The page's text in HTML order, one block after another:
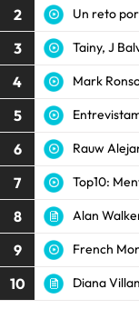
2 Un reto
3 Tainy, J
4 Mark
5
6 Rauw
7 Top10:
8 Alan
9 French
10 Diana